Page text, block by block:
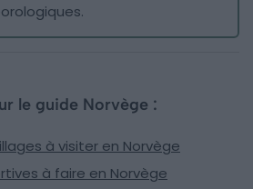
le guide Norvège :
à visiter en Norvège
à faire en Norvège